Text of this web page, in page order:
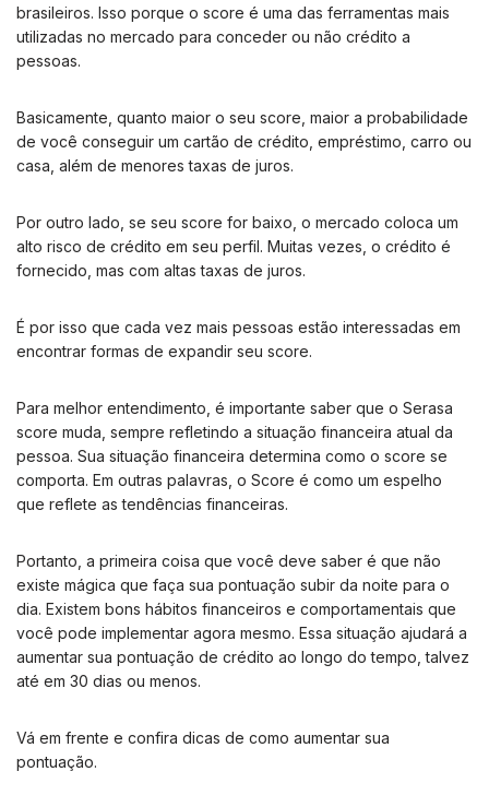
brasileiros. Isso porque o score é uma das ferramentas mais
utilizadas no mercado para conceder ou não crédito a
pessoas.
Basicamente, quanto maior o seu score, maior a probabilidade
de você conseguir um cartão de crédito, empréstimo, carro ou
casa, além de menores taxas de juros.
Por outro lado, se seu score for baixo, o mercado coloca um
alto risco de crédito em seu perfil. Muitas vezes, o crédito é
fornecido, mas com altas taxas de juros.
É por isso que cada vez mais pessoas estão interessadas em
encontrar formas de expandir seu score.
Para melhor entendimento, é importante saber que o Serasa
score muda, sempre refletindo a situação financeira atual da
pessoa. Sua situação financeira determina como o score se
comporta. Em outras palavras, o Score é como um espelho
que reflete as tendências financeiras.
Portanto, a primeira coisa que você deve saber é que não
existe mágica que faça sua pontuação subir da noite para o
dia. Existem bons hábitos financeiros e comportamentais que
você pode implementar agora mesmo. Essa situação ajudará a
aumentar sua pontuação de crédito ao longo do tempo, talvez
até em 30 dias ou menos.
Vá em frente e confira dicas de como aumentar sua
pontuação.